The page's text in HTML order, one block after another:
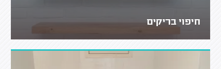
חיפוי בריקים